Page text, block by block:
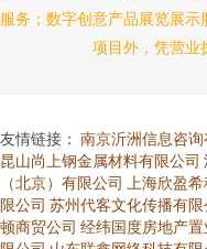
服务；数字创意产品展览展
项目外，凭营业
友情链接： 南京沂洲信息咨询
昆山尚上钢金属材料有限公司
（北京）有限公司
上海欣盈
限公司 苏州代客文化传播有限
顿商贸公司 经纬国度房地产